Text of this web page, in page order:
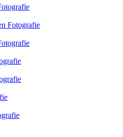
Fotografie